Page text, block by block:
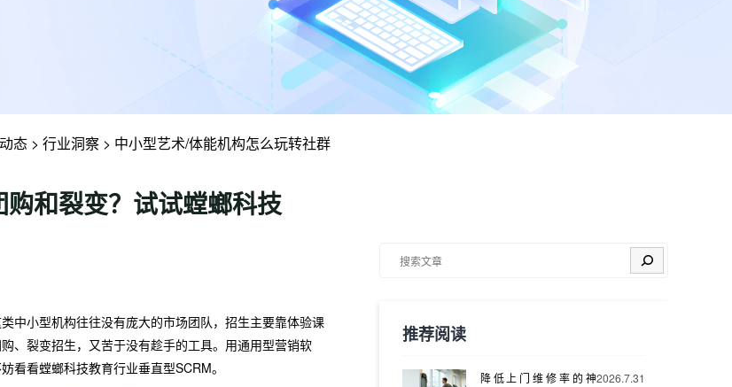
态 > 行业洞察 > 中小型艺术/体能机构怎么玩转社群
和裂变？试试螳螂科技
小型机构往往没有庞大的市场团队，招生主要靠体验课
、裂变招生，又苦于没有趁手的工具。用通用型营销软
看看螳螂科技教育行业垂直型SCRM。
搜索
推荐阅读
降低上门维修率的神2026.7.31